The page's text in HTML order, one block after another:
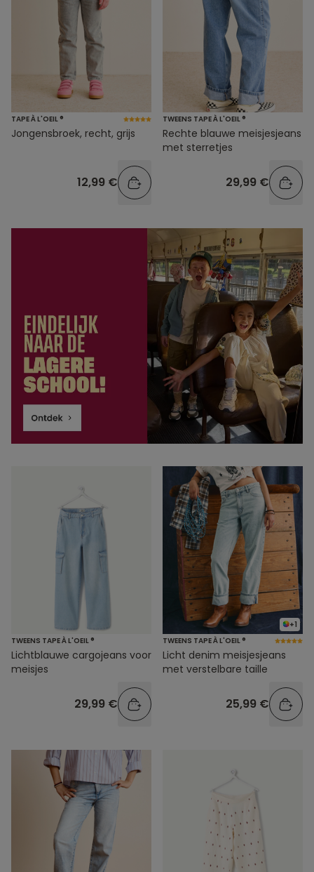
TAPE À L'OEIL ®
Jongensbroek, recht, grijs
12,99 €
TWEENS TAPE À L'OEIL ®
Rechte blauwe meisjesjeans
met sterretjes
29,99 €
TWEENS TAPE À L'OEIL ®
Lichtblauwe cargojeans voor
meisjes
29,99 €
+1
TWEENS TAPE À L'OEIL ®
Licht denim meisjesjeans
met verstelbare taille
25,99 €